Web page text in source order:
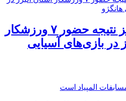
۲ مدال برنز نتیجه حضور ۷ ورزشکار
در بازی‌های آسیایی